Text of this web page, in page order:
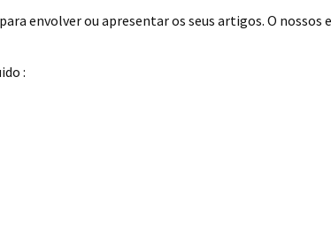
envolver ou apresentar os seus artigos. O
: